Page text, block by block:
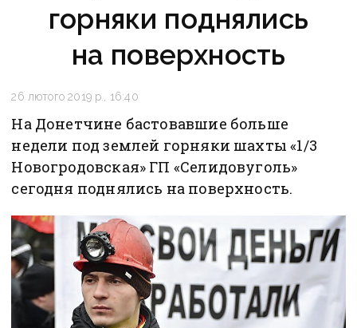
горняки поднялись
на поверхность
26 лютого 2019 р., 16:40
На Донетчине бастовавшие больше
недели под землей горняки шахты «1/3
Новогродовская» ГП «Селидовуголь»
сегодня поднялись на поверхность.